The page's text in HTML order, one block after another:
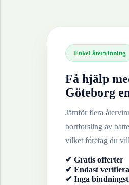
Enkel återvinning
Få hjälp
Göteborg
Jämför flera
bortforsling av
vilket företag du
✔ Gratis offerter
✔ Endast
✔ Inga